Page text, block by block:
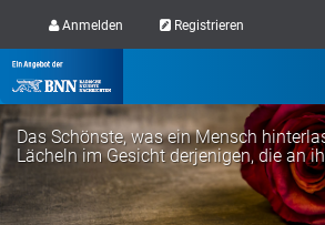
Anmelden Registrieren
Das Schönste, was ein Mensch
Lächeln im Gesicht derjenigen, die an